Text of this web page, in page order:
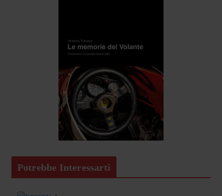
Potrebbe Interessarti